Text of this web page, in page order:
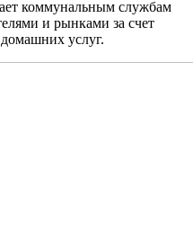
коммунальным службам
и рынками за счет
услуг.